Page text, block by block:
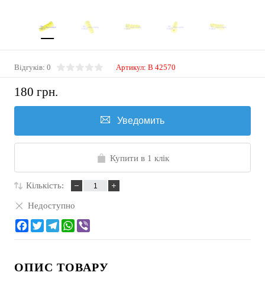
Відгуків: 0 Артикул: B 42570
180 грн.
Уведомить
Купити в 1 клік
Кількість:
Недоступно
ОПИС ТОВАРУ